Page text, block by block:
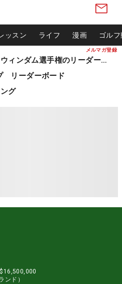
メルマガ登録
ッスン ライフ 漫画 ゴル
松山英樹ら出場 ウィンダム選手権のリーダーボード
リーダーボード
グ
$16,500,000
ンド）